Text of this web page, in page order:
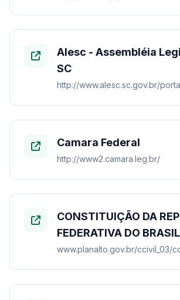
Alesc - Assembléia
SC
http://www.alesc.sc.gov.br/
Camara Federal
http://www2.camara.leg.br/
CONSTITUIÇÃO DA
FEDERATIVA DO